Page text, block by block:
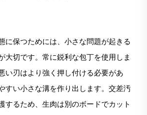
に保つためには、小さな問題が起きる
大切です。常に鋭利な包丁を使用しま
い刃はより強く押し付ける必要があ
すい小さな溝を作り出します。交差汚
するため、生肉は別のボードでカット